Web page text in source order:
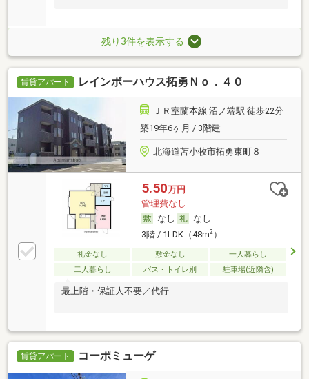
残り3件を表示する
賃貸アパート レインボーハウス拓勇Ｎｏ．４０
ＪＲ室蘭本線 沼ノ端駅 徒歩22分
築19年6ヶ月 / 3階建
北海道苫小牧市拓勇東町８
5.50万円
管理費なし
なし
なし
3階 / 1LDK（48m2）
礼金なし 敷金なし
一人暮らし
二人暮らし
バス・トイレ別 駐車場(近隣含)
最上階・保証人不要／代行
賃貸アパート コーポミューゲ